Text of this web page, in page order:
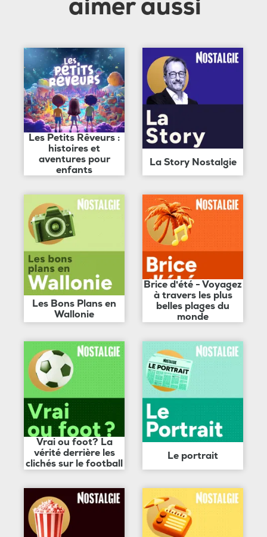
aimer aussi
Les Petits Rêveurs :
histoires et
aventures pour
enfants
La Story Nostalgie
Les Bons Plans en
Wallonie
Brice d'été - Voyagez
à travers les plus
belles plages du
monde
Vrai ou foot? La
vérité derrière les
clichés sur le football
Le portrait